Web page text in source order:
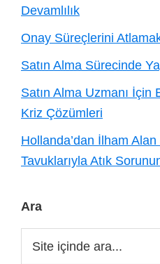
Devamlılık
Onay Süreçlerini
Satın Alma Sürecinde
Satın Alma Uzmanı
Kriz Çözümleri
Hollanda’dan İlham
Tavuklarıyla Atık
Ara